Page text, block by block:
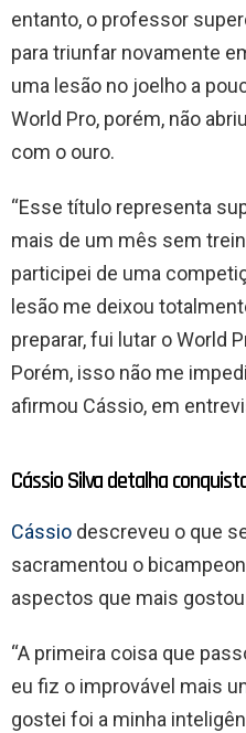
entanto, o professor
para triunfar novamente
uma lesão no joelho a
World Pro, porém, não
com o ouro.
“Esse título representa
mais de um mês sem
participei de uma
lesão me deixou
preparar, fui lutar o World
Porém, isso não me
afirmou Cássio, em
Cássio Silva detalha
Cássio descreveu o que
sacramentou o
aspectos que mais
“A primeira coisa que
eu fiz o improvável mais
gostei foi a minha